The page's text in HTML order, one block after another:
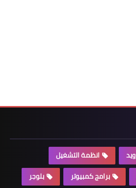
انظمة التشغيل
برامج كمبيوتر
بلوجر